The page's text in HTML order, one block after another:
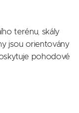
terénu, skály
jsou orientovány
pohodové